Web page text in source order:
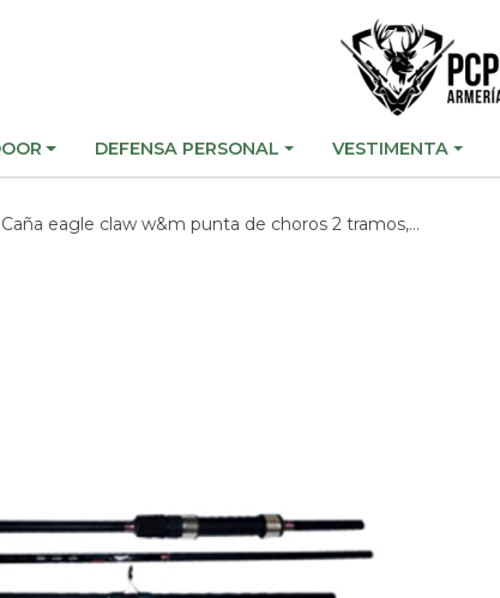
DEFENSA PERSONAL VESTIMENTA
Caña eagle claw w&m punta de choros 2 tramos, 285cm